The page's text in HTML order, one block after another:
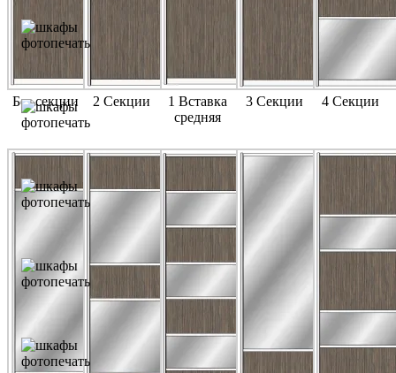
Без секции 2 Секции
1 Вставка
средняя
3 Секции 4 Секции